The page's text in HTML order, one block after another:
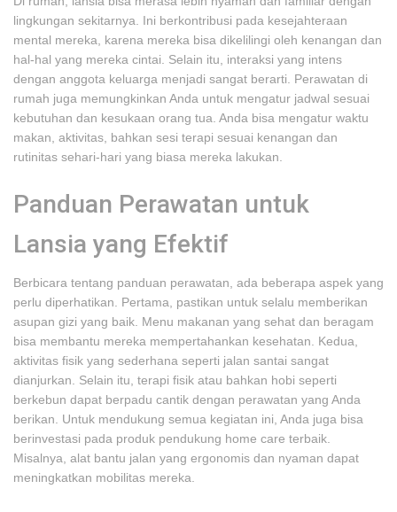
lingkungan sekitarnya. Ini berkontribusi pada kesejahteraan
mental mereka, karena mereka bisa dikelilingi oleh kenangan dan
hal-hal yang mereka cintai. Selain itu, interaksi yang intens
dengan anggota keluarga menjadi sangat berarti. Perawatan di
rumah juga memungkinkan Anda untuk mengatur jadwal sesuai
kebutuhan dan kesukaan orang tua. Anda bisa mengatur waktu
makan, aktivitas, bahkan sesi terapi sesuai kenangan dan
rutinitas sehari-hari yang biasa mereka lakukan.
Panduan Perawatan untuk
Lansia yang Efektif
Berbicara tentang panduan perawatan, ada beberapa aspek yang
perlu diperhatikan. Pertama, pastikan untuk selalu memberikan
asupan gizi yang baik. Menu makanan yang sehat dan beragam
bisa membantu mereka mempertahankan kesehatan. Kedua,
aktivitas fisik yang sederhana seperti jalan santai sangat
dianjurkan. Selain itu, terapi fisik atau bahkan hobi seperti
berkebun dapat berpadu cantik dengan perawatan yang Anda
berikan. Untuk mendukung semua kegiatan ini, Anda juga bisa
berinvestasi pada produk pendukung home care terbaik.
Misalnya, alat bantu jalan yang ergonomis dan nyaman dapat
meningkatkan mobilitas mereka.